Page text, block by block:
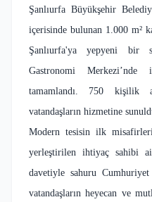
Şanlıurfa Büyükşehir
içerisinde bulunan 1.000 m²
Şanlıurfa'ya yepyeni bir
Gastronomi Merkezi’nde
tamamlandı. 750 kişilik
vatandaşların hizmetine
Modern tesisin ilk
yerleştirilen ihtiyaç sahibi
davetiyle sahuru
vatandaşların heyecan ve